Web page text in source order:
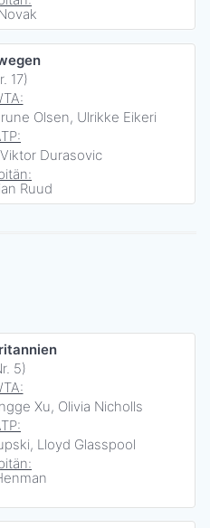
17)
Olsen, Ulrikke Eikeri
Durasovic
Ruud
5)
Xu, Olivia Nicholls
Lloyd Glasspool